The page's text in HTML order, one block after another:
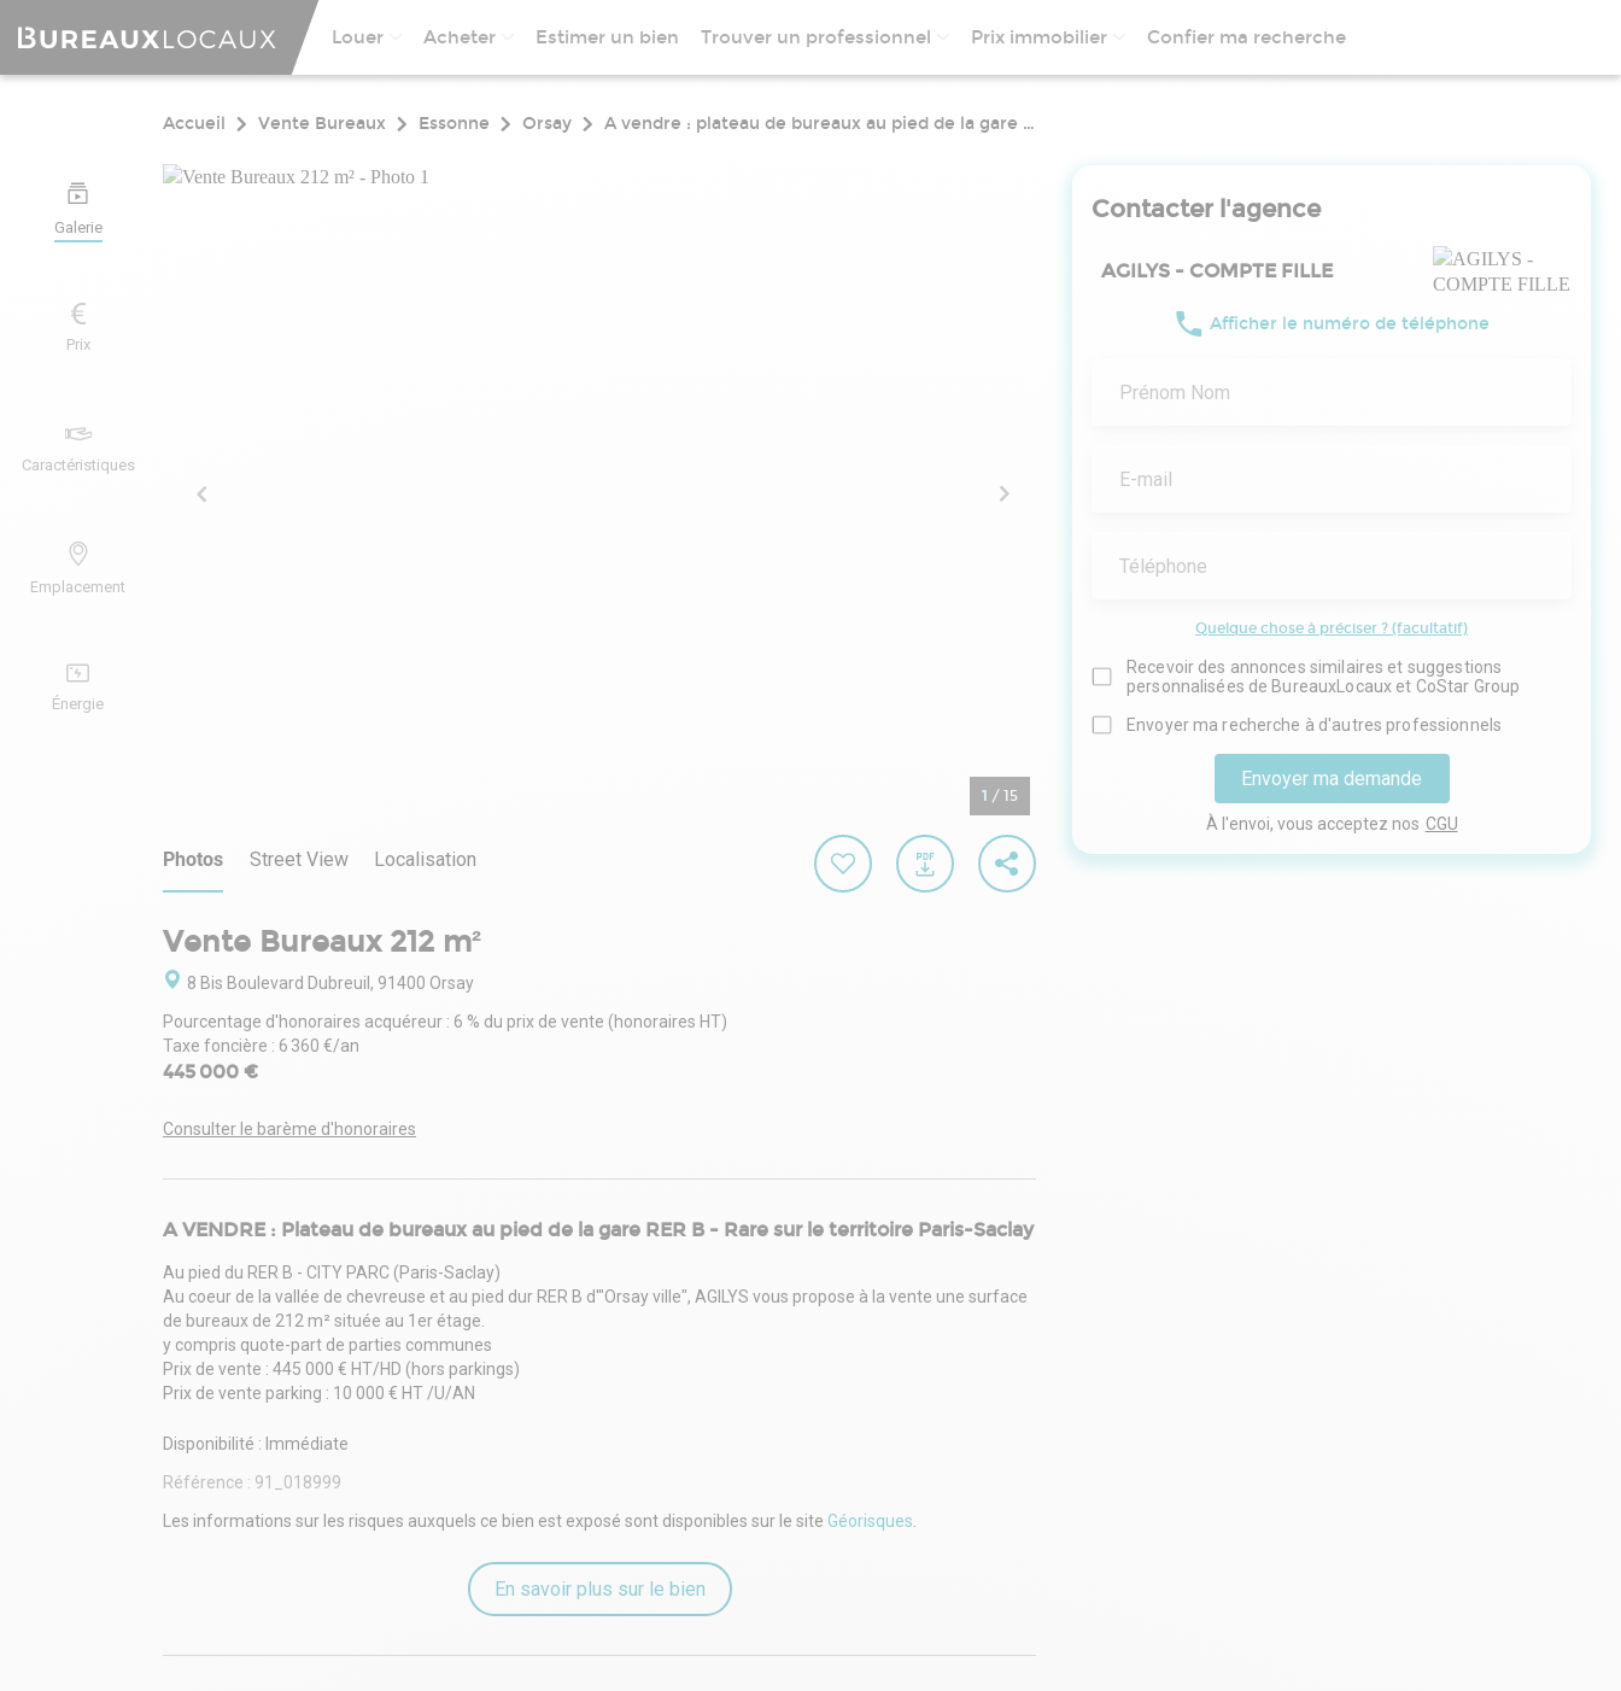
Louer Acheter Estimer un bien Trouver un professionnel Prix immobilier Confier ma recherche
Galerie
Prix
Caractéristiques
Emplacement
Énergie
Accueil Vente Bureaux Essonne Orsay A vendre : plateau de bureaux au pied de la gare rer b - rare sur le territoire paris-saclay
1 / 15
Photos Street View Localisation
Vente Bureaux 212 m²
8 Bis Boulevard Dubreuil, 91400 Orsay
Pourcentage d'honoraires acquéreur : 6 % du prix de vente (honoraires HT)
Taxe foncière : 6 360 €/an
445 000 €
Consulter le barème d'honoraires
A VENDRE : Plateau de bureaux au pied de la gare RER B - Rare sur le territoire Paris-Saclay
Au pied du RER B - CITY PARC (Paris-Saclay)
Au coeur de la vallée de chevreuse et au pied dur RER B d'"Orsay ville", AGILYS vous propose à la vente une surface
de bureaux de 212 m² située au 1er étage.
y compris quote-part de parties communes
Prix de vente : 445 000 € HT/HD (hors parkings)
Prix de vente parking : 10 000 € HT /U/AN
Disponibilité : Immédiate
Référence : 91_018999
Les informations sur les risques auxquels ce bien est exposé sont disponibles sur le site Géorisques.
En savoir plus sur le bien
Contacter l'agence
AGILYS - COMPTE FILLE
Afficher le numéro de téléphone
Prénom Nom
E-mail
Téléphone
Quelque chose à préciser ? (facultatif)
Recevoir des annonces similaires et suggestions
personnalisées de BureauxLocaux et CoStar Group
Envoyer ma recherche à d'autres professionnels
Envoyer ma demande
À l'envoi, vous acceptez nos CGU